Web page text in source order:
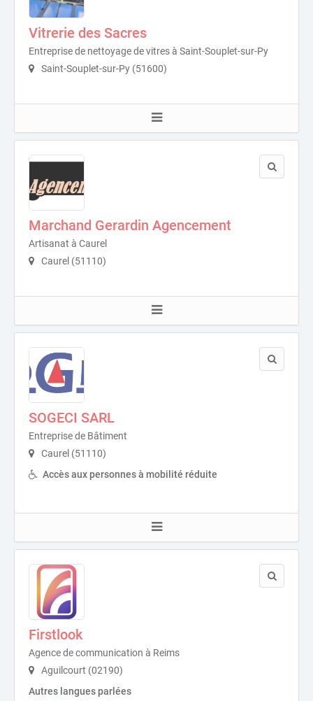
Vitrerie des Sacres
Entreprise de nettoyage de vitres à Saint-Souplet-sur-Py
Saint-Souplet-sur-Py (51600)
Marchand Gerardin Agencement
Artisanat à Caurel
Caurel (51110)
SOGECI SARL
Entreprise de Bâtiment
Caurel (51110)
Accès aux personnes à mobilité réduite
Firstlook
Agence de communication à Reims
Aguilcourt (02190)
Autres langues parlées